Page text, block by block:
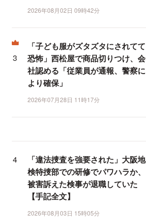
2026年08月02日 09時42分
「子ども服がズタズタにされてて
恐怖」西松屋で商品切りつけ、会
社認める「従業員が通報、警察に
より確保」
2026年07月28日 11時17分
「違法捜査を強要された」大阪地
検特捜部での研修でパワハラか、
被害訴えた検事が退職していた
【手記全文】
2026年08月03日 15時05分